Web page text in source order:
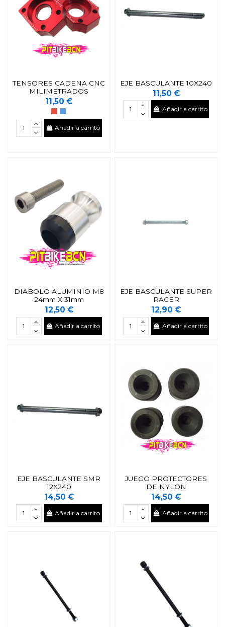
TENSORES CADENA CNC
MILIMETRADOS
11,50 €
Añadir a carrito
EJE BASCULANTE 10X240
11,50 €
Añadir a carrito
DIABOLO ALUMINIO M8
24mm X 31mm
12,50 €
Añadir a carrito
EJE BASCULANTE SUPER
RACER
12,90 €
Añadir a carrito
EJE BASCULANTE SMR
12X240
14,50 €
Añadir a carrito
JUEGO PROTECTORES
DE NYLON
14,50 €
Añadir a carrito